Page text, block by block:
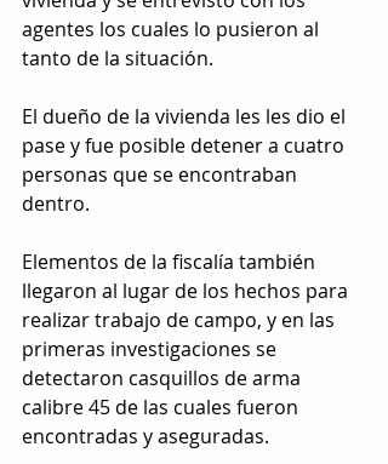
agentes los cuales lo pusieron al
tanto de la situación.
El dueño de la vivienda les les dio el
pase y fue posible detener a cuatro
personas que se encontraban
dentro.
Elementos de la fiscalía también
llegaron al lugar de los hechos para
realizar trabajo de campo, y en las
primeras investigaciones se
detectaron casquillos de arma
calibre 45 de las cuales fueron
encontradas y aseguradas.